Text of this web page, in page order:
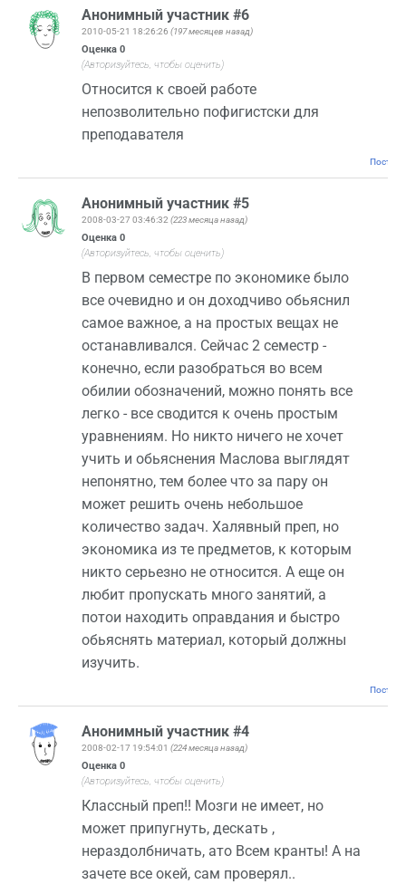
Анонимный участник #6
2010-05-21 18:26:26 (197 месяцев назад)
Оценка 0
(Авторизуйтесь, чтобы оценить)
Относится к своей работе
непозволительно пофигистски для
преподавателя
Анонимный участник #5
2008-03-27 03:46:32 (223 месяца назад)
Оценка 0
(Авторизуйтесь, чтобы оценить)
В первом семестре по экономике было
все очевидно и он доходчиво обьяснил
самое важное, а на простых вещах не
останавливался. Сейчас 2 семестр -
конечно, если разобраться во всем
обилии обозначений, можно понять все
легко - все сводится к очень простым
уравнениям. Но никто ничего не хочет
учить и обьяснения Маслова выглядят
непонятно, тем более что за пару он
может решить очень небольшое
количество задач. Халявный преп, но
экономика из те предметов, к которым
никто серьезно не относится. А еще он
любит пропускать много занятий, а
потои находить оправдания и быстро
обьяснять материал, который должны
изучить.
Анонимный участник #4
2008-02-17 19:54:01 (224 месяца назад)
Оценка 0
(Авторизуйтесь, чтобы оценить)
Классный преп!! Мозги не имеет, но
может припугнуть, дескать ,
нераздолбничать, ато Всем кранты! А на
зачете все окей, сам проверял..